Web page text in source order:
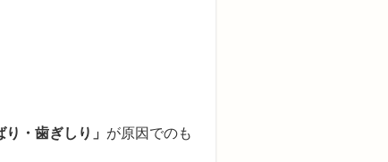
り・歯ぎしり」 が原因でのも